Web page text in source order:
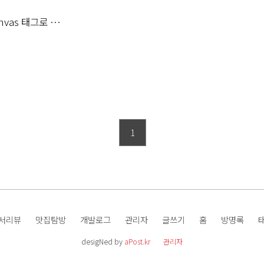
태그로 그
1
리뷰 맛집탐방 개발로그 관리자 글쓰기 홈 방명록
desigNed by aPost.kr 관리자